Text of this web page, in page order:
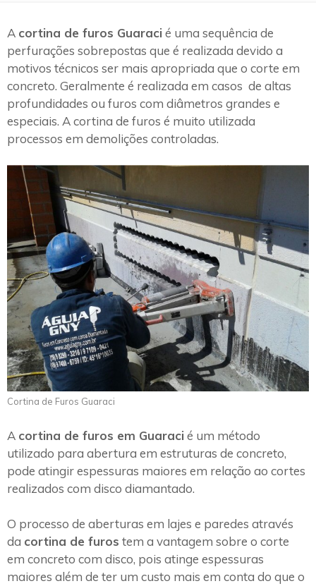
A cortina de furos Guaraci é uma sequência de
perfurações sobrepostas que é realizada devido a
motivos técnicos ser mais apropriada que o corte em
concreto. Geralmente é realizada em casos de altas
profundidades ou furos com diâmetros grandes e
especiais. A cortina de furos é muito utilizada
processos em demolições controladas.
Cortina de Furos Guaraci
A cortina de furos em Guaraci é um método
utilizado para abertura em estruturas de concreto,
pode atingir espessuras maiores em relação ao cortes
realizados com disco diamantado.
O processo de aberturas em lajes e paredes através
da cortina de furos tem a vantagem sobre o corte
em concreto com disco, pois atinge espessuras
maiores além de ter um custo mais em conta do que o